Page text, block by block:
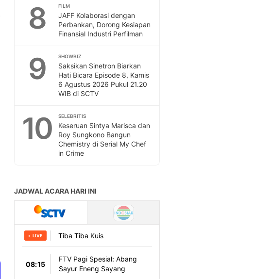
8 FILM
JAFF Kolaborasi dengan
Perbankan, Dorong Kesiapan
Finansial Industri Perfilman
9 SHOWBIZ
Saksikan Sinetron Biarkan
Hati Bicara Episode 8, Kamis
6 Agustus 2026 Pukul 21.20
WIB di SCTV
10 SELEBRITIS
Keseruan Sintya Marisca dan
Roy Sungkono Bangun
Chemistry di Serial My Chef
in Crime